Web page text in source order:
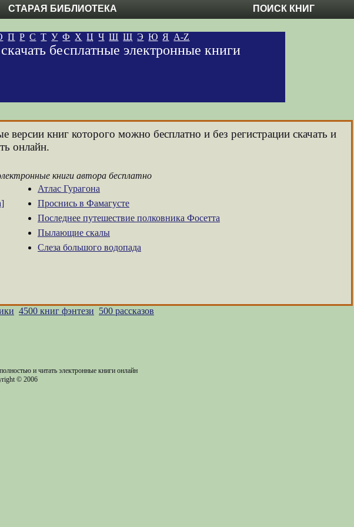
СТАРАЯ БИБЛИОТЕКА ПОИСК КНИГ
П Р С Т У Ф Х Ц Ч Ш Щ Э Ю Я A-Z
бесплатные электронные книги
версии книг которого можно бесплатно и без регистрации скачать и
онлайн.
книги автора бесплатно
Атлас Гурагона
Проснись в Фамагусте
Последнее путешествие полковника Фосетта
Пылающие скалы
Слеза большого водопада
4500 книг фэнтези 500 рассказов
и читать электронные книги онлайн
© 2006